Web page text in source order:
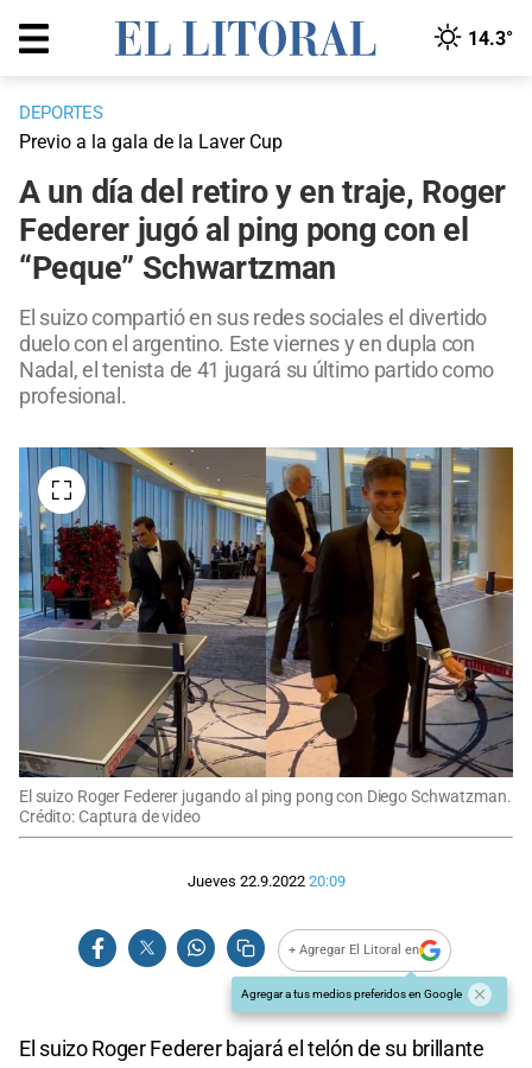
14.3°
DEPORTES
Previo a la gala de la Laver Cup
A un día del retiro y en traje, Roger
Federer jugó al ping pong con el
“Peque” Schwartzman
El suizo compartió en sus redes sociales el divertido
duelo con el argentino. Este viernes y en dupla con
Nadal, el tenista de 41 jugará su último partido como
profesional.
El suizo Roger Federer jugando al ping pong con Diego Schwatzman.
Crédito: Captura de video
Jueves 22.9.2022 20:09
+ Agregar El Litoral en
Agregar a tus medios preferidos en Google
El suizo Roger Federer bajará el telón de su brillante